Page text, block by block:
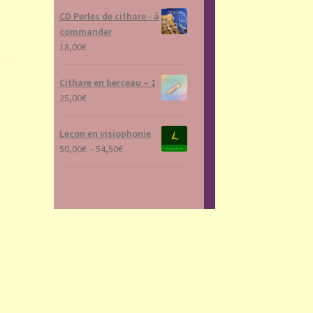
CD Perles de cithare - à
commander
18,00€
Cithare en berceau – 1
25,00€
Leçon en visiophonie
50,00€– 54,50€